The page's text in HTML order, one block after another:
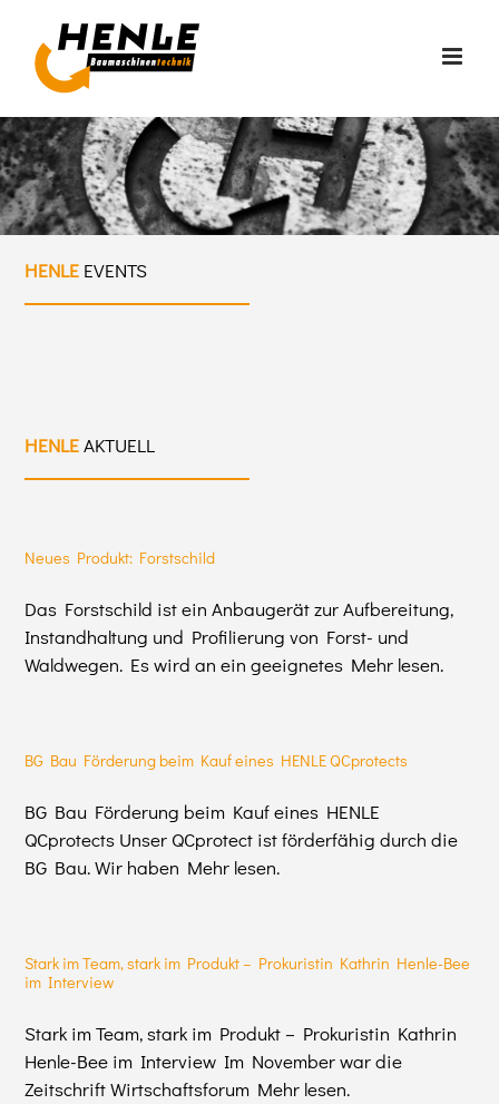
Inhalt
springen
HENLE EVENTS
HENLEAKTUELL
Neues Produkt: Forstschild
Das Forstschild ist ein Anbaugerät zur Aufbereitung,
Instandhaltung und Profilierung von Forst- und
Waldwegen. Es wird an ein geeignetes Mehr lesen.
BG Bau Förderung beim Kauf eines HENLE QCprotects
BG Bau Förderung beim Kauf eines HENLE
QCprotects Unser QCprotect ist förderfähig durch die
BG Bau. Wir haben Mehr lesen.
Stark im Team, stark im Produkt – Prokuristin Kathrin Henle-Bee
im Interview
Stark im Team, stark im Produkt – Prokuristin Kathrin
Henle-Bee im Interview Im November war die
Zeitschrift Wirtschaftsforum Mehr lesen.